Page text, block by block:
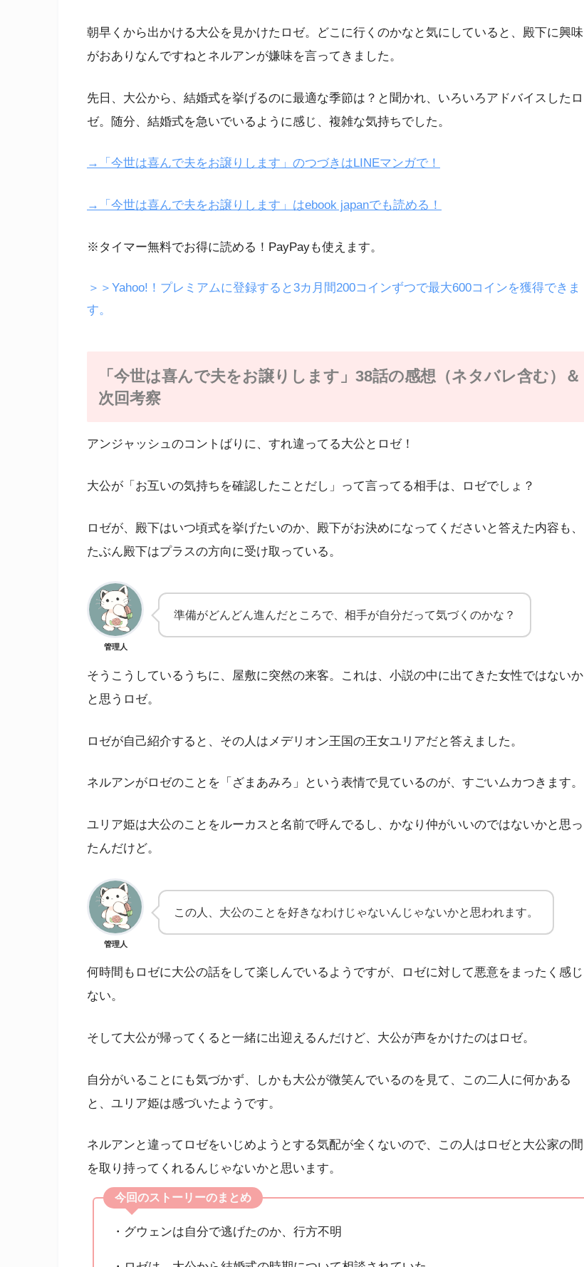
朝早くから出かける大公を見かけたロゼ。どこに行くのかなと気にしていると、殿下に興味
がおありなんですねとネルアンが嫌味を言ってきました。
先日、大公から、結婚式を挙げるのに最適な季節は？と聞かれ、いろいろアドバイスしたロ
ゼ。随分、結婚式を急いでいるように感じ、複雑な気持ちでした。
→「今世は喜んで夫をお譲りします」のつづきはLINEマンガで！
→「今世は喜んで夫をお譲りします」はebook japanでも読める！
※タイマー無料でお得に読める！PayPayも使えます。
＞＞Yahoo!！プレミアムに登録すると3カ月間200コインずつで最大600コインを獲得できま
す。
「今世は喜んで夫をお譲りします」38話の感想（ネタバレ含む）＆
次回考察
アンジャッシュのコントばりに、すれ違ってる大公とロゼ！
大公が「お互いの気持ちを確認したことだし」って言ってる相手は、ロゼでしょ？
ロゼが、殿下はいつ頃式を挙げたいのか、殿下がお決めになってくださいと答えた内容も、
たぶん殿下はプラスの方向に受け取っている。
管理人
準備がどんどん進んだところで、相手が自分だって気づくのかな？
そうこうしているうちに、屋敷に突然の来客。これは、小説の中に出てきた女性ではないか
と思うロゼ。
ロゼが自己紹介すると、その人はメデリオン王国の王女ユリアだと答えました。
ネルアンがロゼのことを「ざまあみろ」という表情で見ているのが、すごいムカつきます。
ユリア姫は大公のことをルーカスと名前で呼んでるし、かなり仲がいいのではないかと思っ
たんだけど。
管理人
この人、大公のことを好きなわけじゃないんじゃないかと思われます。
何時間もロゼに大公の話をして楽しんでいるようですが、ロゼに対して悪意をまったく感じ
ない。
そして大公が帰ってくると一緒に出迎えるんだけど、大公が声をかけたのはロゼ。
自分がいることにも気づかず、しかも大公が微笑んでいるのを見て、この二人に何かある
と、ユリア姫は感づいたようです。
ネルアンと違ってロゼをいじめようとする気配が全くないので、この人はロゼと大公家の間
を取り持ってくれるんじゃないかと思います。
今回のストーリーのまとめ
・グウェンは自分で逃げたのか、行方不明